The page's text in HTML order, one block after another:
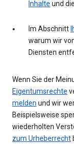
Inhalte und
Im Abschnitt
warum wir
Diensten
Wenn Sie der
Eigentumsrechte
melden und wir
Beispielsweise
wiederholten
zum Urheberrecht